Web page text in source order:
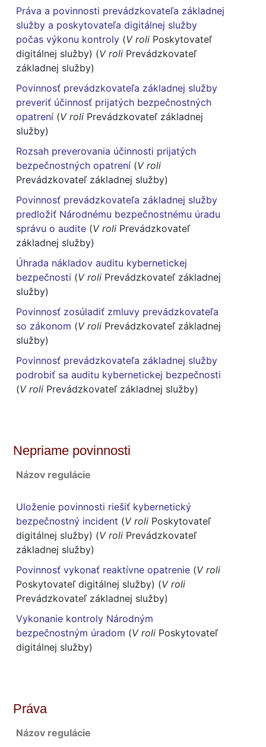
Práva a povinnosti prevádzkovateľa základnej
služby a poskytovateľa digitálnej služby
počas výkonu kontroly (V roli Poskytovateľ
digitálnej služby) (V roli Prevádzkovateľ
základnej služby)
Povinnosť prevádzkovateľa základnej služby
preveriť účinnosť prijatých bezpečnostných
opatrení (V roli Prevádzkovateľ základnej
služby)
Rozsah preverovania účinnosti prijatých
bezpečnostných opatrení (V roli
Prevádzkovateľ základnej služby)
Povinnosť prevádzkovateľa základnej služby
predložiť Národnému bezpečnostnému úradu
správu o audite (V roli Prevádzkovateľ
základnej služby)
Úhrada nákladov auditu kybernetickej
bezpečnosti (V roli Prevádzkovateľ základnej
služby)
Povinnosť zosúladiť zmluvy prevádzkovateľa
so zákonom (V roli Prevádzkovateľ základnej
služby)
Povinnosť prevádzkovateľa základnej služby
podrobiť sa auditu kybernetickej bezpečnosti
(V roli Prevádzkovateľ základnej služby)
Nepriame povinnosti
Názov regulácie
Uloženie povinnosti riešiť kybernetický
bezpečnostný incident (V roli Poskytovateľ
digitálnej služby) (V roli Prevádzkovateľ
základnej služby)
Povinnosť vykonať reaktívne opatrenie (V roli
Poskytovateľ digitálnej služby) (V roli
Prevádzkovateľ základnej služby)
Vykonanie kontroly Národným
bezpečnostným úradom (V roli Poskytovateľ
digitálnej služby)
Práva
Názov regulácie